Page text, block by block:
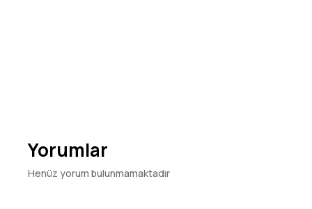
Yorumlar
Henüz yorum bulunmamaktadır